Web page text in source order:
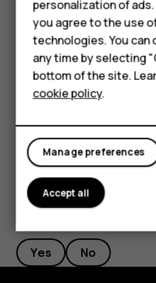
Accessories
HMD Terra
For
Tablets
Chrome में,
खोज बार पर टैप करें.
खोज बॉक्स में अपना खोज शब्द
arrow_forwardपर टैप करें.
Yes No
personalization of
you agree to the use
technologies. You
any time by selecting
bottom of the site.
cookie policy.
Manage preferences
Accept all